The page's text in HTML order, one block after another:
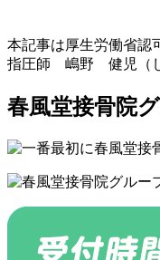
本記事は厚生労働省認
指圧師 嶋野 健児（
春風堂接骨院